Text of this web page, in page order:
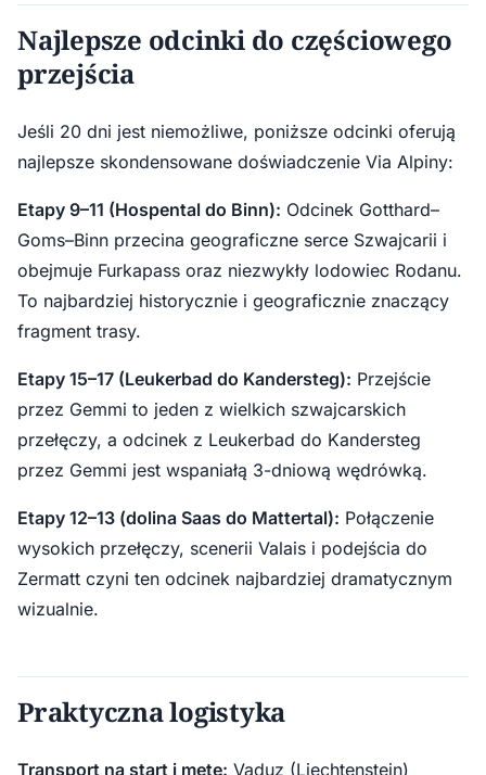
Najlepsze odcinki do częściowego
przejścia
Jeśli 20 dni jest niemożliwe, poniższe odcinki oferują
najlepsze skondensowane doświadczenie Via Alpiny:
Etapy 9–11 (Hospental do Binn): Odcinek Gotthard–
Goms–Binn przecina geograficzne serce Szwajcarii i
obejmuje Furkapass oraz niezwykły lodowiec Rodanu.
To najbardziej historycznie i geograficznie znaczący
fragment trasy.
Etapy 15–17 (Leukerbad do Kandersteg): Przejście
przez Gemmi to jeden z wielkich szwajcarskich
przełęczy, a odcinek z Leukerbad do Kandersteg
przez Gemmi jest wspaniałą 3-dniową wędrówką.
Etapy 12–13 (dolina Saas do Mattertal): Połączenie
wysokich przełęczy, scenerii Valais i podejścia do
Zermatt czyni ten odcinek najbardziej dramatycznym
wizualnie.
Praktyczna logistyka
Transport na start i metę: Vaduz (Liechtenstein)